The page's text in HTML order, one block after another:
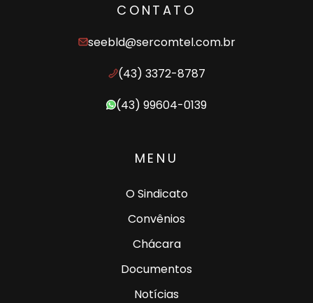
CONTATO
seebld@sercomtel.com.br
(43) 3372-8787
(43) 99604-0139
MENU
O Sindicato
Convênios
Chácara
Documentos
Notícias